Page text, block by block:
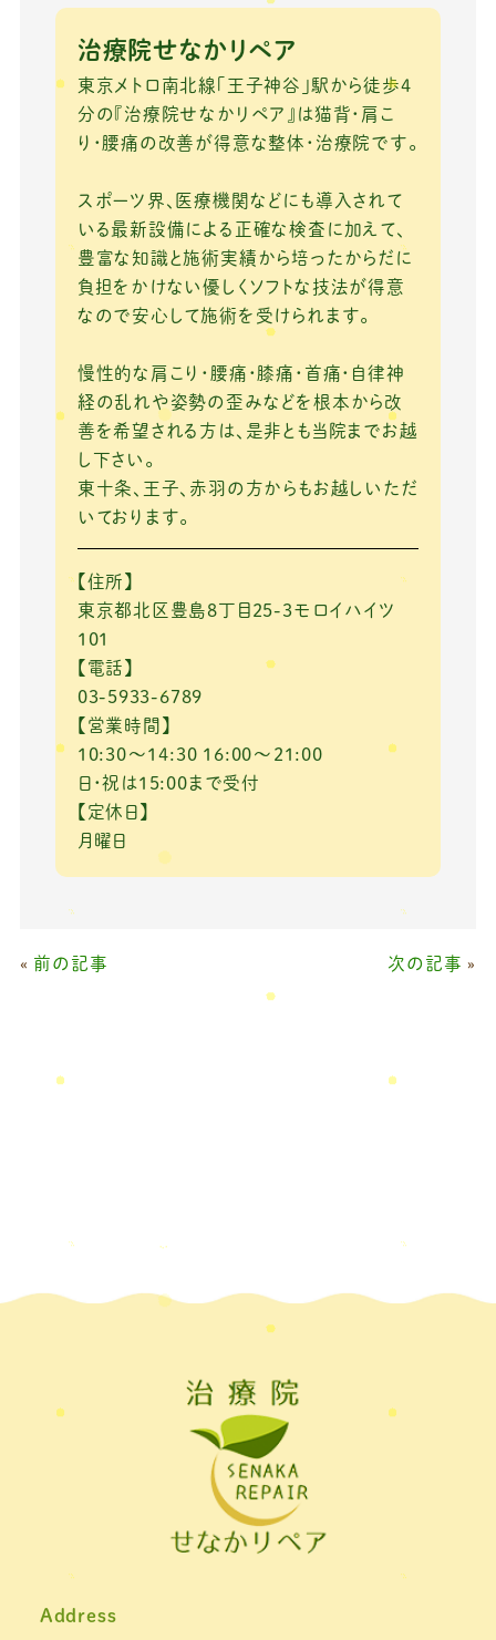
c
e
b
o
o
k
it
te
r
e
ai
l
治療院せなかリペア
東京メトロ南北線「王子神谷」駅から徒歩4
分の『治療院せなかリペア』は猫背・肩こ
り・腰痛の改善が得意な整体・治療院です。
スポーツ界、医療機関などにも導入されて
いる最新設備による正確な検査に加えて、
豊富な知識と施術実績から培ったからだに
負担をかけない優しくソフトな技法が得意
なので安心して施術を受けられます。
慢性的な肩こり・腰痛・膝痛・首痛・自律神
経の乱れや姿勢の歪みなどを根本から改
善を希望される方は、是非とも当院までお越
し下さい。
東十条、王子、赤羽の方からもお越しいただ
いております。
【住所】
東京都北区豊島8丁目25-3モロイハイツ
101
【電話】
03-5933-6789
【営業時間】
10:30～14:30 16:00～21:00
日・祝は15:00まで受付
【定休日】
月曜日
« 前の記事 次の記事 »
Address